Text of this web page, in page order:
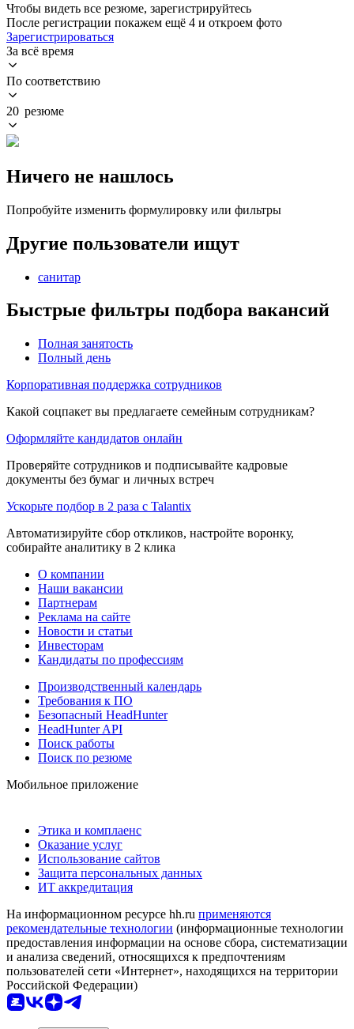
Чтобы видеть все резюме, зарегистрируйтесь
После регистрации покажем ещё 4 и откроем фото
Зарегистрироваться
За всё время
По соответствию
20 резюме
Ничего не нашлось
Попробуйте изменить формулировку или фильтры
Другие пользователи ищут
санитар
Быстрые фильтры подбора вакансий
Полная занятость
Полный день
Корпоративная поддержка сотрудников
Какой соцпакет вы предлагаете семейным сотрудникам?
Оформляйте кандидатов онлайн
Проверяйте сотрудников и подписывайте кадровые
документы без бумаг и личных встреч
Ускорьте подбор в 2 раза с Talantix
Автоматизируйте сбор откликов, настройте воронку,
собирайте аналитику в 2 клика
О компании
Наши вакансии
Партнерам
Реклама на сайте
Новости и статьи
Инвесторам
Кандидаты по профессиям
Производственный календарь
Требования к ПО
Безопасный HeadHunter
HeadHunter API
Поиск работы
Поиск по резюме
Мобильное приложение
Этика и комплаенс
Оказание услуг
Использование сайтов
Защита персональных данных
ИТ аккредитация
На информационном ресурсе hh.ru применяются
рекомендательные технологии (информационные технологии
предоставления информации на основе сбора, систематизации
и анализа сведений, относящихся к предпочтениям
пользователей сети «Интернет», находящихся на территории
Российской Федерации)